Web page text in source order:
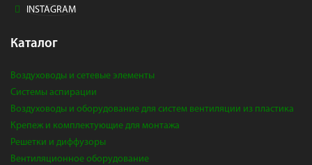
INSTAGRAM
Каталог
Воздуховоды и сетевые элементы
Системы аспирации
Воздуховоды и оборудование для систем вентиляции из пластика
Крепеж и комплектующие для монтажа
Решетки и диффузоры
Вентиляционное оборудование